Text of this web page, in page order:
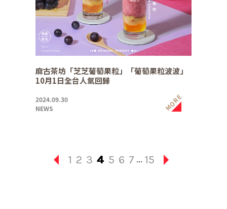
麻古茶坊「芝芝葡萄果粒」「葡萄果粒波波」
10月1日全台人氣回歸
2024.09.30
NEWS
MORE
1 2 3 4 5 6 7 ... 15